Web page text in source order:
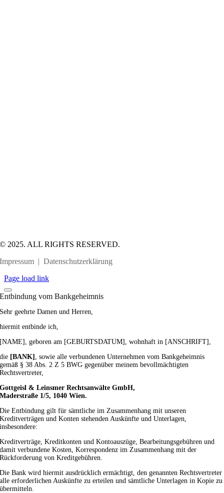
© 2025. ALL RIGHTS RESERVED.
Impressum |Datenschutzerklärung
Page load link
Entbindung vom Bankgeheimnis
Sehr geehrte Damen und Herren,
hiermit entbinde ich,
[NAME], geboren am [GEBURTSDATUM], wohnhaft in [ANSCHRIFT],
die [BANK] , sowie alle verbundenen Unternehmen vom Bankgeheimnis
gemäß § 38 Abs. 2 Z 5 BWG gegenüber meinem bevollmächtigten
Rechtsvertreter,
Gottgeisl & Leinsmer Rechtsanwälte GmbH,
Maderstraße 1/5, 1040 Wien.
Die Entbindung gilt für sämtliche im Zusammenhang mit unseren
Kreditverträgen und Konten stehenden Auskünfte und Unterlagen,
insbesondere:
Kreditverträge, Kreditkonten und Kontoauszüge, Bearbeitungsgebühren und
damit verbundene Kosten, Korrespondenz im Zusammenhang mit der
Rückforderung von Kreditgebühren.
Die Bank wird hiermit ausdrücklich ermächtigt, den genannten Rechtsvertreter
alle erforderlichen Auskünfte zu erteilen und sämtliche Unterlagen in Kopie zu
übermitteln.